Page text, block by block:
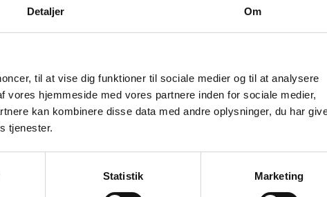
Detaljer Om
til at vise dig funktioner til sociale medier og til at analysere
hjemmeside med vores partnere inden for sociale medier,
kan kombinere disse data med andre oplysninger, du har
tjenester.
Statistik Marketing